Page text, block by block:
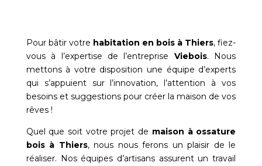
Pour bâtir votre habitation en bois à Thiers, fiez-
vous à l’expertise de l’entreprise Viebois. Nous
mettons à votre disposition une équipe d’experts
qui s’appuient sur l’innovation, l’attention à vos
besoins et suggestions pour créer la maison de vos
rêves !
Quel que soit votre projet de maison à ossature
bois à Thiers, nous nous ferons un plaisir de le
réaliser. Nos équipes d’artisans assurent un travail